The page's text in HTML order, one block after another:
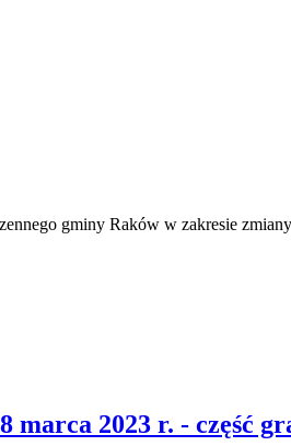
gminy Raków w zakresie
2023 r. - część